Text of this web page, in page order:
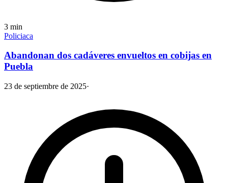
3 min
Policiaca
Abandonan dos cadáveres envueltos en cobijas en
Puebla
23 de septiembre de 2025·